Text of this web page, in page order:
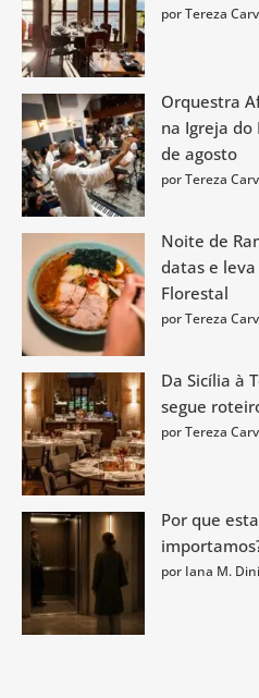
por Tereza
Orquestra
na Igreja do
de agosto
por Tereza
Noite de
datas e
Florestal
por Tereza
Da Sicília à
segue
por Tereza
Por que
por Iana M.